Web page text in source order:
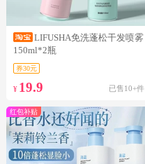
LIFUSHA免洗蓬松干发喷雾
150ml*2瓶
券30元
¥ 19.9 已售10+件
红包补贴